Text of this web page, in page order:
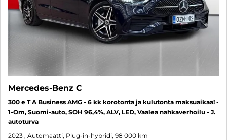
Mercedes-Benz C
300 e T A Business AMG - 6 kk korotonta ja kulutonta maksuaikaa! -
1-Om, Suomi-auto, SOH 96,4%, ALV, LED, Vaalea nahkaverhoilu - J.
autoturva
2023 , Automaatti, Plug-in-hybridi, 98 000 km